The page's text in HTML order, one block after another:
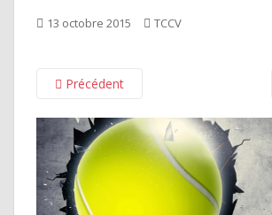
13 octobre 2015 TCCV
Précédent